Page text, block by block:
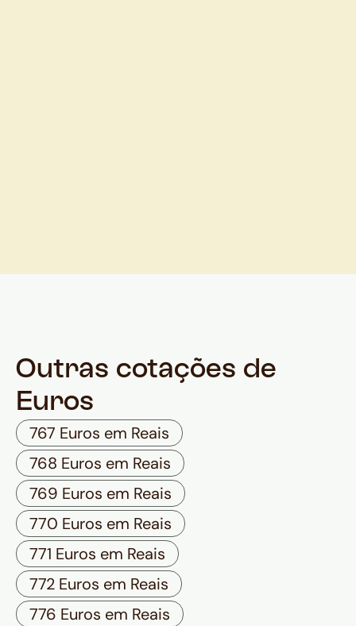
Outras cotações de
Euros
767 Euros em Reais
768 Euros em Reais
769 Euros em Reais
770 Euros em Reais
771 Euros em Reais
772 Euros em Reais
776 Euros em Reais